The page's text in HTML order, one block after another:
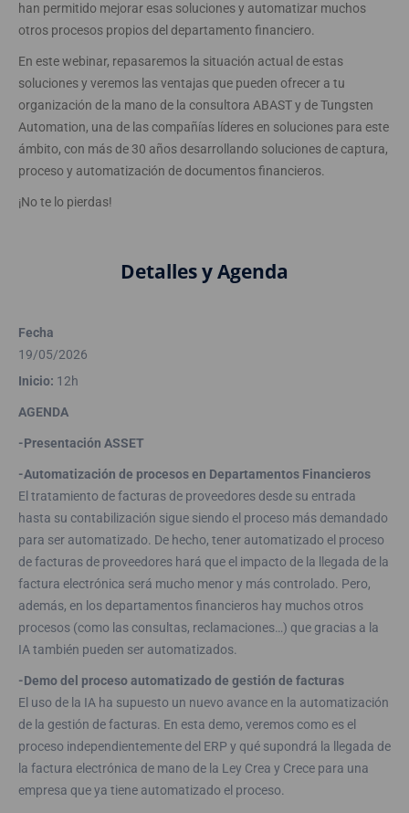
han permitido mejorar esas soluciones y automatizar muchos
otros procesos propios del departamento financiero.
En este webinar, repasaremos la situación actual de estas
soluciones y veremos las ventajas que pueden ofrecer a tu
organización de la mano de la consultora ABAST y de Tungsten
Automation, una de las compañías líderes en soluciones para este
ámbito, con más de 30 años desarrollando soluciones de captura,
proceso y automatización de documentos financieros.
¡No te lo pierdas!
Detalles y Agenda
Fecha
19/05/2026
Inicio: 12h
AGENDA
-Presentación ASSET
-Automatización de procesos en Departamentos Financieros
El tratamiento de facturas de proveedores desde su entrada
hasta su contabilización sigue siendo el proceso más demandado
para ser automatizado. De hecho, tener automatizado el proceso
de facturas de proveedores hará que el impacto de la llegada de la
factura electrónica será mucho menor y más controlado. Pero,
además, en los departamentos financieros hay muchos otros
procesos (como las consultas, reclamaciones…) que gracias a la
IA también pueden ser automatizados.
-Demo del proceso automatizado de gestión de facturas
El uso de la IA ha supuesto un nuevo avance en la automatización
de la gestión de facturas. En esta demo, veremos como es el
proceso independientemente del ERP y qué supondrá la llegada de
la factura electrónica de mano de la Ley Crea y Crece para una
empresa que ya tiene automatizado el proceso.